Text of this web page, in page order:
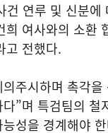
건 연루 및 신분
희 여사와의 소환
고 전했다.
주시하며 촉각
”며 특검팀의
성을 경계해야